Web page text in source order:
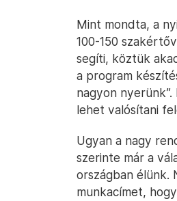
Mint mondta, a
100-150
segíti, köztük
a program
nagyon
lehet valósítani
Ugyan a nagy
szerinte már a
országban élünk.
munkacímet,